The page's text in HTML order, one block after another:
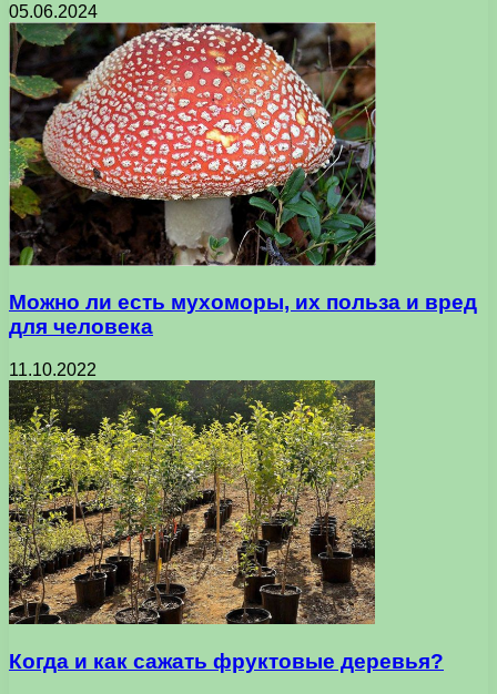
05.06.2024
Можно ли есть мухоморы, их польза и вред
для человека
11.10.2022
Когда и как сажать фруктовые деревья?